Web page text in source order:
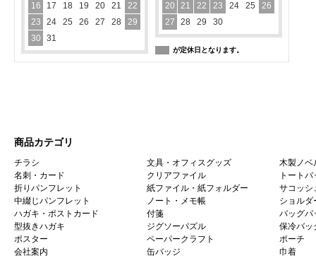
16
17 18 19 20 21
22
23
24 25 26 27 28
29
30
31
20
21 22 23 24 25
26
27
28 29 30
が定休日となります。
商品カテゴリ
チラシ
名刺・カード
折りパンフレット
中綴じパンフレット
ハガキ・ポストカード
型抜きハガキ
ポスター
会社案内
文具・オフィスグッズ
クリアファイル
紙ファイル・紙フォルダー
ノート・メモ帳
付箋
ジグソーパズル
ペーパークラフト
缶バッジ
木製ノベ
トートバ
サコッシ
ショルダ
バッグパ
保冷バッ
ポーチ
巾着